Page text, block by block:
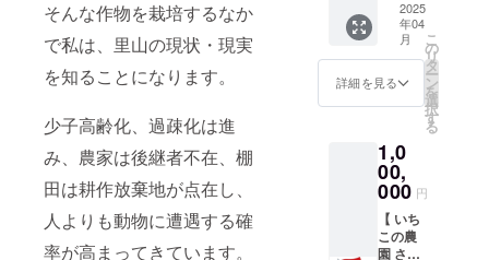
そんな作物を栽培するなか
で私は、里山の現状・現実
を知ることになります。
少子高齢化、過疎化は進
み、農家は後継者不在、棚
田は耕作放棄地が点在し、
人よりも動物に遭遇する確
率が高まってきています。
す。
こころ
を込め
た御礼
状と共
にお届
けいた
しま
10,000
円・
200,000
円のリ
ターン
と同じ
内容に
す。
愛と感
謝の気
持ちを
込め
て、直
筆の御
礼の
セージ
（メー
ル又は
ハガ
キ）を
お送り
させて
り組
み、地
域活性
化、社
会貢献
に取り
組むい
農園を
応援し
たい
方。 ＊
プロ
ジェク
ト責任
2025
年04
月
詳細を見る
こ
の
リ
タ
ー
ン
を
選
択
す
る
1,0
00,
000 円
【 いち
この農
園 さら